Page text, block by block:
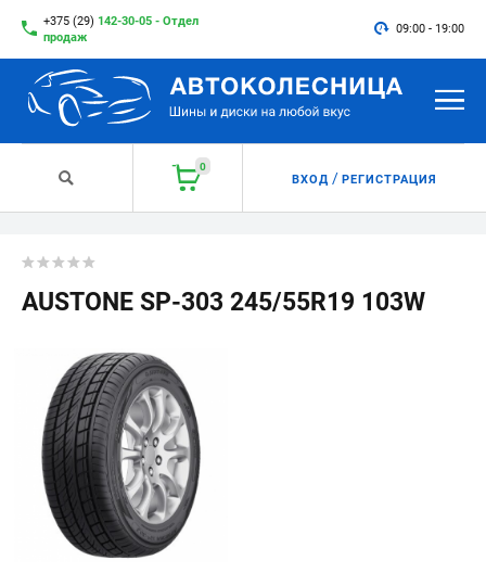
+375 (29) 142-30-05 - Отдел
продаж
09:00 - 19:00
0
ВХОД / РЕГИСТРАЦИЯ
AUSTONE SP-303 245/55R19 103W